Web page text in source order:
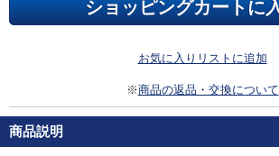
お気に入りリストに追加
※商品の返品・交換について
商品説明